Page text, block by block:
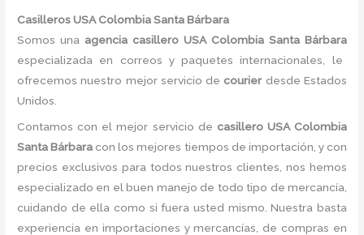
Casilleros USA Colombia Santa Bárbara
Somos una agencia casillero USA Colombia Santa Bárbara
especializada en correos y paquetes internacionales, le
ofrecemos nuestro mejor servicio de courier desde Estados
Unidos.
Contamos con el mejor servicio de casillero USA Colombia
Santa Bárbara con los mejores tiempos de importación, y con
precios exclusivos para todos nuestros clientes, nos hemos
especializado en el buen manejo de todo tipo de mercancía,
cuidando de ella como si fuera usted mismo. Nuestra basta
experiencia en importaciones y mercancías, de compras en